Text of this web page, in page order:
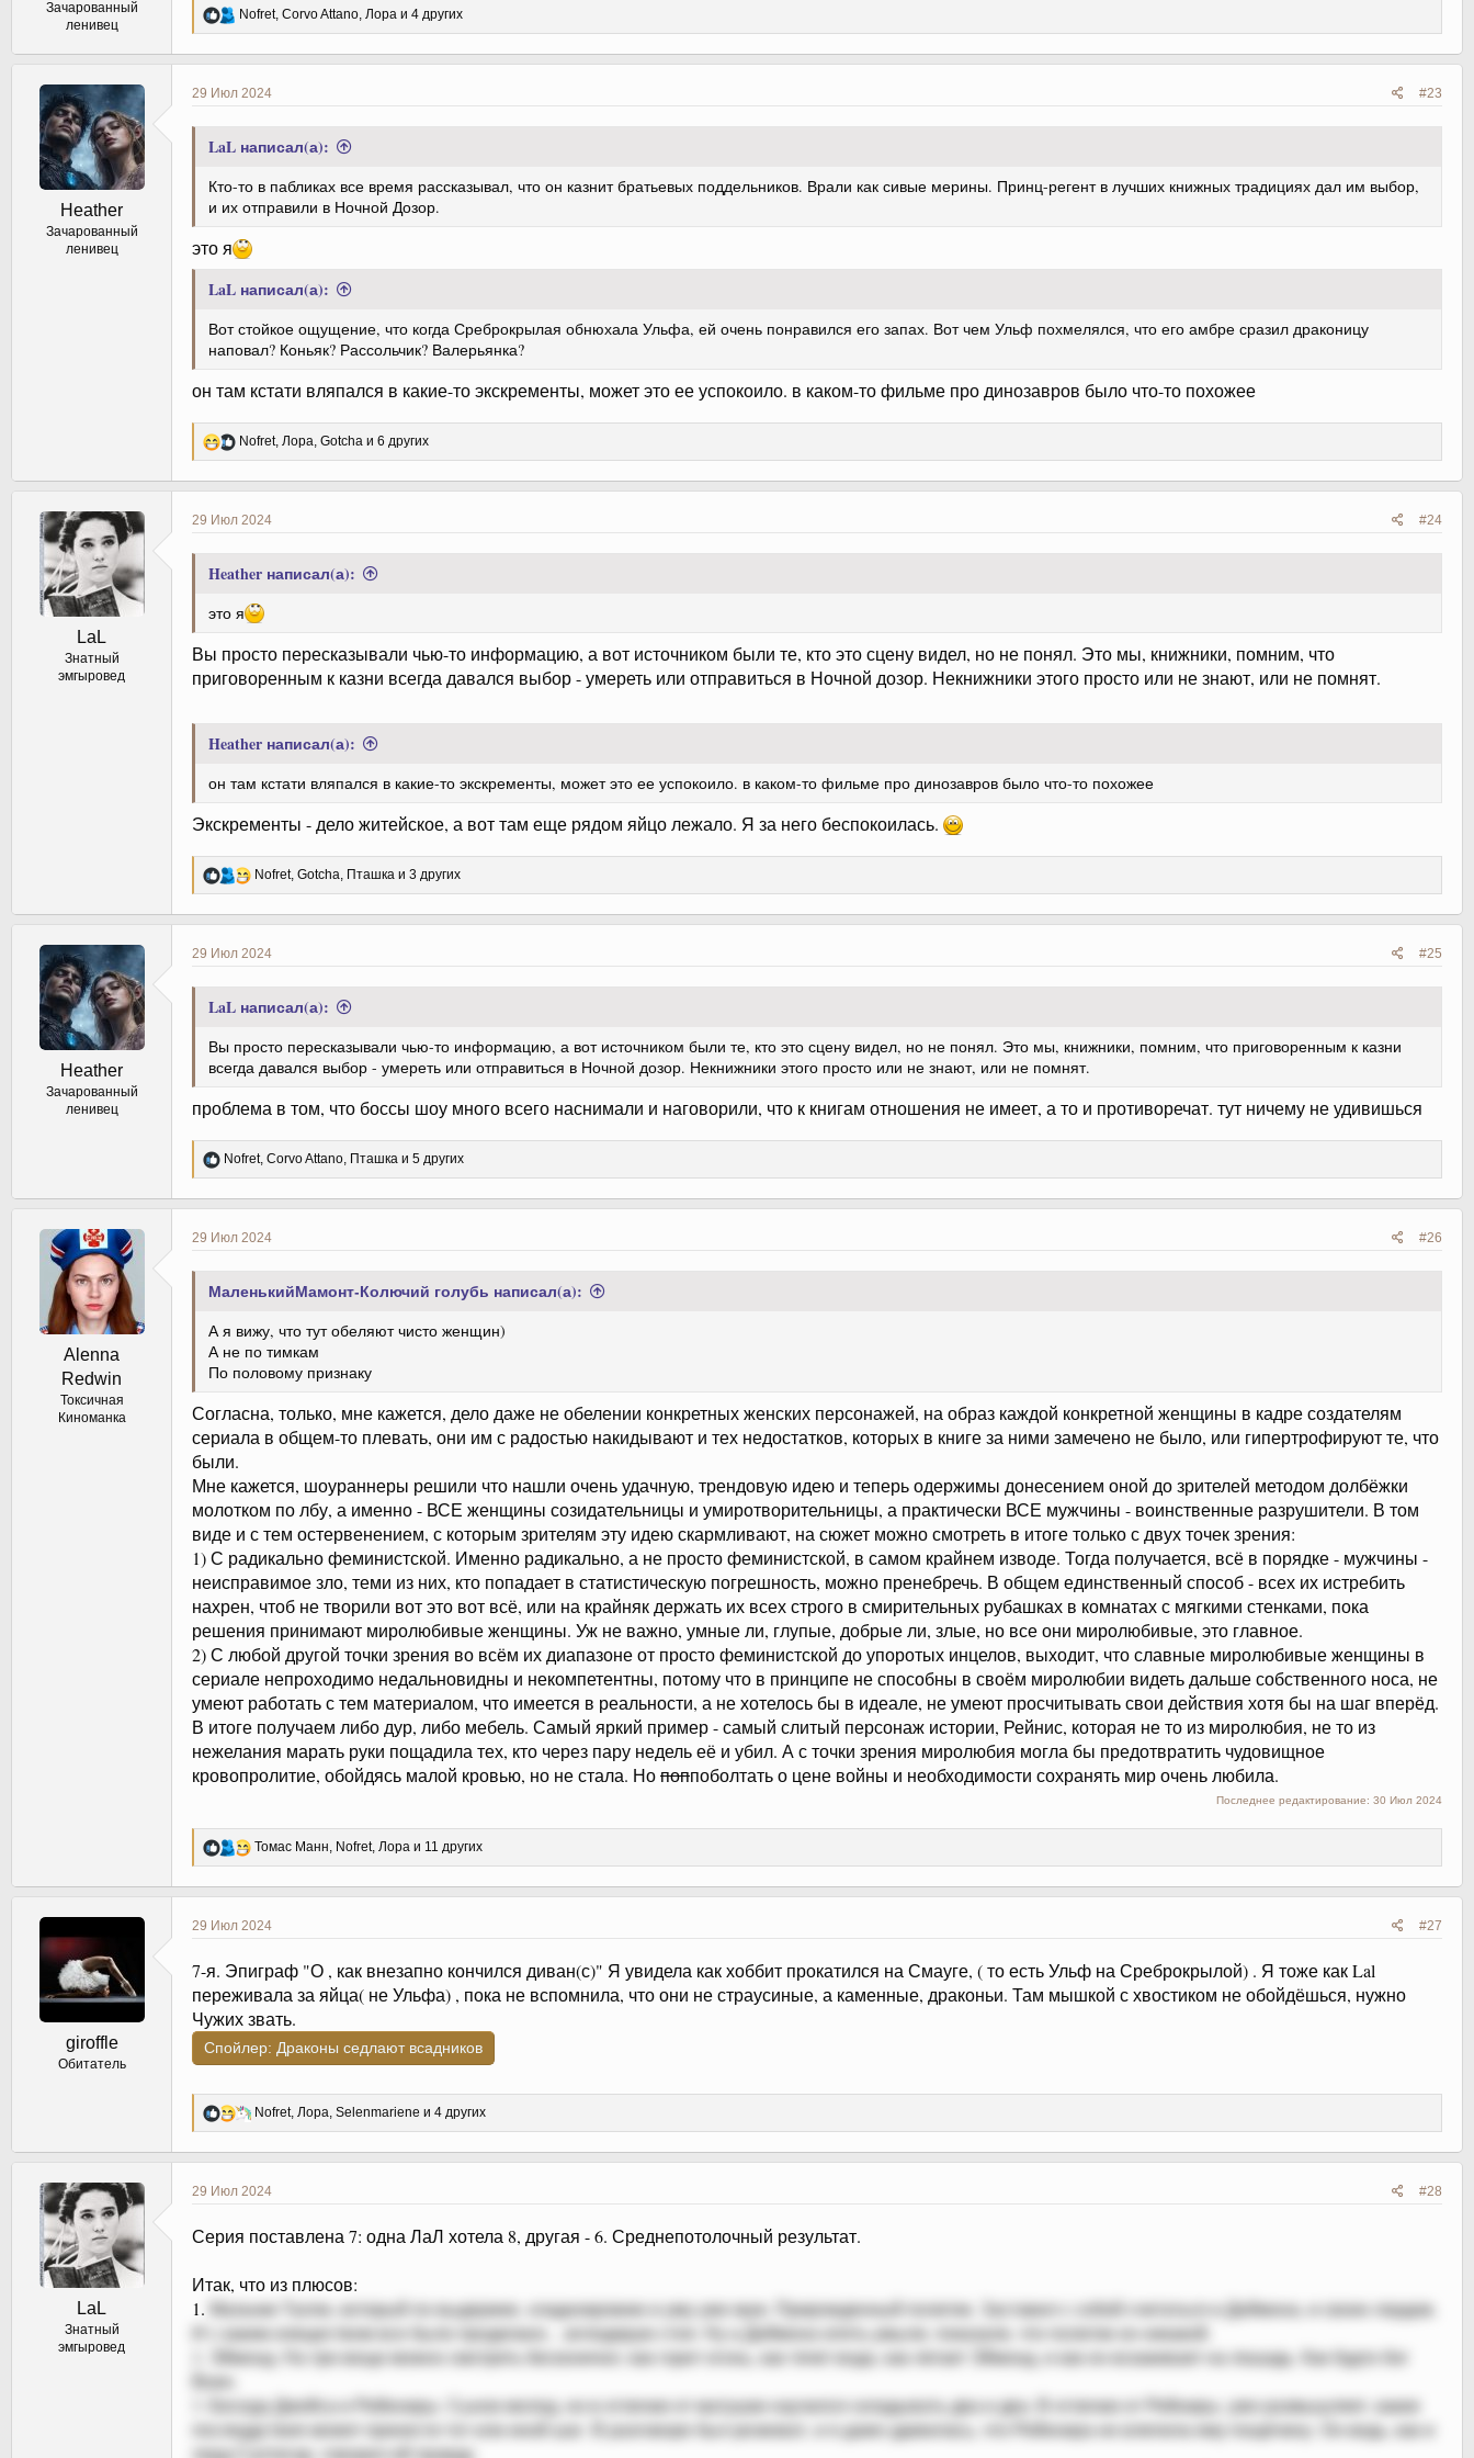
Зачарованный
ленивец
Р
к
и
Nofret, Corvo Attano Лора и 4 других
Heather
Зачарованный
ленивец
29 Июл 2024 #23
LaL написал(а):
Кто-то в пабликах все время рассказывал, что он казнит братьевых поддельников. Врали как сивые мерины. Принц-регент в лучших книжных традициях дал им выбор,
и их отправили в Ночной Дозор.
это я
LaL написал(а):
Вот стойкое ощущение, что когда Среброкрылая обнюхала Ульфа, ей очень понравился его запах. Вот чем Ульф похмелялся, что его амбре сразил драконицу
наповал? Коньяк? Рассольчик? Валерьянка?
он там кстати вляпался в какие-то экскременты, может это ее успокоило. в каком-то фильме про динозавров было что-то похожее
Р
к
и
Nofret, Лора Gotcha и 6 других
LaL
Знатный
эмгыровед
29 Июл 2024 #24
Heather написал(а):
это я
Вы просто пересказывали чью-то информацию, а вот источником были те, кто это сцену видел, но не понял. Это мы, книжники, помним, что
приговоренным к казни всегда давался выбор - умереть или отправиться в Ночной дозор. Некнижники этого просто или не знают, или не помнят.
Heather написал(а):
он там кстати вляпался в какие-то экскременты, может это ее успокоило. в каком-то фильме про динозавров было что-то похожее
Экскременты - дело житейское, а вот там еще рядом яйцо лежало. Я за него беспокоилась.
Р
к
и
Nofret, Gotcha Пташка и 3 других
Heather
Зачарованный
ленивец
29 Июл 2024 #25
LaL написал(а):
Вы просто пересказывали чью-то информацию, а вот источником были те, кто это сцену видел, но не понял. Это мы, книжники, помним, что приговоренным к казни
всегда давался выбор - умереть или отправиться в Ночной дозор. Некнижники этого просто или не знают, или не помнят.
проблема в том, что боссы шоу много всего наснимали и наговорили, что к книгам отношения не имеет, а то и противоречат. тут ничему не удивишься
Р
к
и
Nofret, Corvo Attano Пташка и 5 других
Alenna
Redwin
Токсичная
Киноманка
29 Июл 2024 #26
МаленькийМамонт-Колючий голубь написал(а):
А я вижу, что тут обеляют чисто женщин)
А не по тимкам
По половому признаку
Согласна, только, мне кажется, дело даже не обелении конкретных женских персонажей, на образ каждой конкретной женщины в кадре создателям
сериала в общем-то плевать, они им с радостью накидывают и тех недостатков, которых в книге за ними замечено не было, или гипертрофируют те, что
были.
Мне кажется, шоураннеры решили что нашли очень удачную, трендовую идею и теперь одержимы донесением оной до зрителей методом долбёжки
молотком по лбу, а именно - ВСЕ женщины созидательницы и умиротворительницы, а практически ВСЕ мужчины - воинственные разрушители. В том
виде и с тем остервенением, с которым зрителям эту идею скармливают, на сюжет можно смотреть в итоге только с двух точек зрения:
1) С радикально феминистской. Именно радикально, а не просто феминистской, в самом крайнем изводе. Тогда получается, всё в порядке - мужчины -
неисправимое зло, теми из них, кто попадает в статистическую погрешность, можно пренебречь. В общем единственный способ - всех их истребить
нахрен, чтоб не творили вот это вот всё, или на крайняк держать их всех строго в смирительных рубашках в комнатах с мягкими стенками, пока
решения принимают миролюбивые женщины. Уж не важно, умные ли, глупые, добрые ли, злые, но все они миролюбивые, это главное.
2) С любой другой точки зрения во всём их диапазоне от просто феминистской до упоротых инцелов, выходит, что славные миролюбивые женщины в
сериале непроходимо недальновидны и некомпетентны, потому что в принципе не способны в своём миролюбии видеть дальше собственного носа, не
умеют работать с тем материалом, что имеется в реальности, а не хотелось бы в идеале, не умеют просчитывать свои действия хотя бы на шаг вперёд.
В итоге получаем либо дур, либо мебель. Самый яркий пример - самый слитый персонаж истории, Рейнис, которая не то из миролюбия, не то из
нежелания марать руки пощадила тех, кто через пару недель её и убил. А с точки зрения миролюбия могла бы предотвратить чудовищное
кровопролитие, обойдясь малой кровью, но не стала. Нопоппоболтать о цене войны и необходимости сохранять мир очень любила.
Последнее редактирование: 30 Июл 2024
Р
к
и
:
Томас Манн Nofret, Лора и 11 других
giroffle
Обитатель
29 Июл 2024 #27
7-я. Эпиграф "О , как внезапно кончился диван(с)" Я увидела как хоббит прокатился на Смауге, ( то есть Ульф на Среброкрылой) . Я тоже как Lal
переживала за яйца( не Ульфа) , пока не вспомнила, что они не страусиные, а каменные, драконьи. Там мышкой с хвостиком не обойдёшься, нужно
Чужих звать.
Спойлер: Драконы седлают всадников
Р
к
и
:
Nofret, Лора Selenmariene и 4 других
LaL
Знатный
эмгыровед
29 Июл 2024 #28
Серия поставлена 7: одна ЛаЛ хотела 8, другая - 6. Среднепотолочный результат.
Итак, что из плюсов:
1. Мальчик Талли, который по выдержке, хладнокровию и уму уже муж. Прирожденный политик. Заставил с собой считаться и Деймона, и своих лордов.
И с каким изяществом все было проделано... аплодирую стоя. Ну а Деймона опять умыли, показали, что политик он никакой.
2. Эймонд. На три вещи можно смотреть бесконечно: как горит огонь, как течет вода, как летает Эймонд, и как он вскакивает на лошадь. Как будто бог
Воин.
3. Беседа Джейса и Рейениры. Сынок молод, но в отличии от матушки научился складывать два и два. В отличии от Рейниры, уже размышляет, какие
последдствия может принести тот или иной шаг. В разговоре был резковат, и я даже удивилась, что Рейенира не влепила ему пощёчину. Он ведь, как и
лорд Салтигар, говорил ей правду.